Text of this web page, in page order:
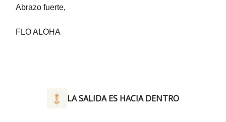
Abrazo fuerte,
FLO ALOHA
LA SALIDA ES HACIA DENTRO